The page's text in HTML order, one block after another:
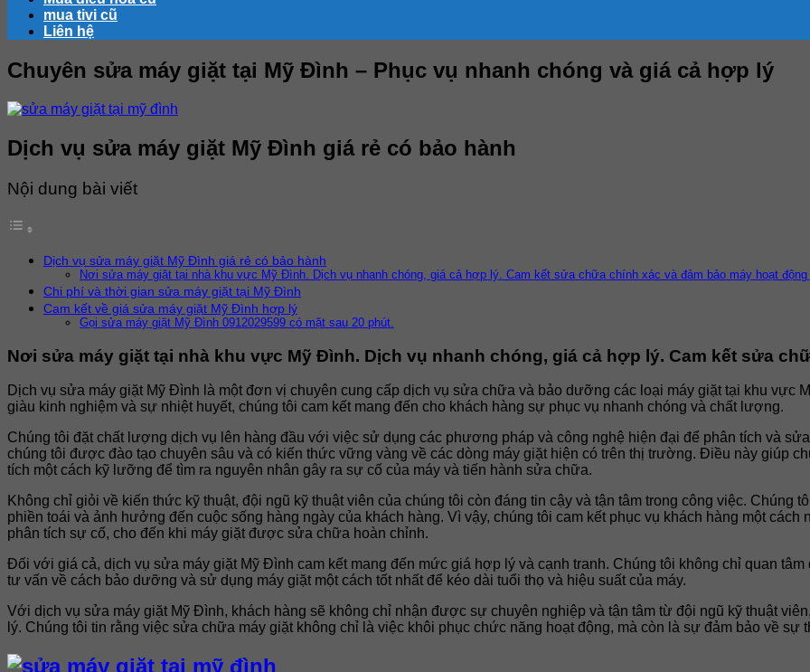
mua tivi cũ
Liên hệ
Chuyên sửa máy giặt tại Mỹ Đình – Phục vụ nhanh chóng và giá cả hợp lý
Dịch vụ sửa máy giặt Mỹ Đình giá rẻ có bảo hành
Nội dung bài viết
Dịch vụ sửa máy giặt Mỹ Đình giá rẻ có bảo hành
Nơi sửa máy giặt tại nhà khu vực Mỹ Đình. Dịch vụ nhanh chóng, giá cả hợp lý. Cam kết sửa chữa chính xác và đảm bảo máy hoạt động
Chi phí và thời gian sửa máy giặt tại Mỹ Đình
Cam kết về giá sửa máy giặt Mỹ Đình hợp lý
Gọi sửa máy giặt Mỹ Đình 0912029599 có mặt sau 20 phút.
Nơi sửa máy giặt tại nhà khu vực Mỹ Đình. Dịch vụ nhanh chóng, giá cả hợp lý. Cam kết sửa
Dịch vụ sửa máy giặt Mỹ Đình là một đơn vị chuyên cung cấp dịch vụ sửa chữa và bảo dưỡng các loại máy giặt tại khu vực
giàu kinh nghiệm và sự nhiệt huyết, chúng tôi cam kết mang đến cho khách hàng sự phục vụ nhanh chóng và chất lượng.
Chúng tôi đặt chất lượng dịch vụ lên hàng đầu với việc sử dụng các phương pháp và công nghệ hiện đại để phân tích và
chúng tôi được đào tạo chuyên sâu và có kiến thức vững vàng về các dòng máy giặt hiện có trên thị trường. Điều này giúp
tích một cách kỹ lưỡng để tìm ra nguyên nhân gây ra sự cố của máy và tiến hành sửa chữa.
Không chỉ giỏi về kiến thức kỹ thuật, đội ngũ kỹ thuật viên của chúng tôi còn đáng tin cậy và tận tâm trong công việc. Chúng
phiền toái và ảnh hưởng đến cuộc sống hàng ngày của khách hàng. Vì vậy, chúng tôi cam kết phục vụ khách hàng một
phân tích sự cố, cho đến khi máy giặt được sửa chữa hoàn chỉnh.
Đối với giá cả, dịch vụ sửa máy giặt Mỹ Đình cam kết mang đến mức giá hợp lý và cạnh tranh. Chúng tôi không chỉ quan
tư vấn về cách bảo dưỡng và sử dụng máy giặt một cách tốt nhất để kéo dài tuổi thọ và hiệu suất của máy.
Với dịch vụ sửa máy giặt Mỹ Đình, khách hàng sẽ không chỉ nhận được sự chuyên nghiệp và tận tâm từ đội ngũ kỹ thuật
lý. Chúng tôi tin rằng việc sửa chữa máy giặt không chỉ là việc khôi phục chức năng hoạt động, mà còn là sự đảm bảo về sự